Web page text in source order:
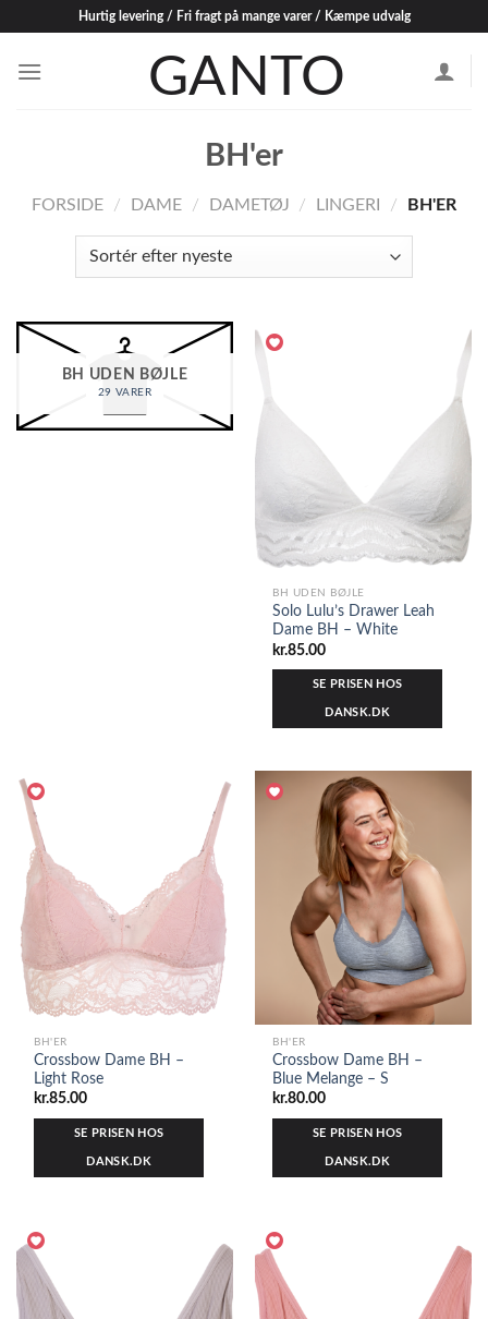
content
Hurtig levering / Fri fragt på mange varer / Kæmpe udvalg
BH'er
FORSIDE / DAME / DAMETØJ / LINGERI / BH'ER
BH UDEN BØJLE
29 VARER
BH UDEN BØJLE
Solo Lulu’s Drawer Leah
Dame BH – White
kr.85.00
SE PRISEN HOS
DANSK.DK
BH'ER
Crossbow Dame BH –
Light Rose
kr.85.00
SE PRISEN HOS
DANSK.DK
BH'ER
Crossbow Dame BH –
Blue Melange – S
kr.80.00
SE PRISEN HOS
DANSK.DK